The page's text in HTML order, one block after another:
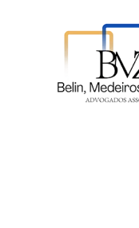
conteúdo